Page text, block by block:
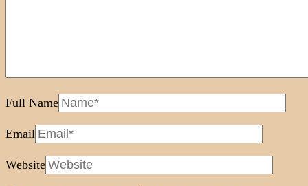
Full Name
Email
Website